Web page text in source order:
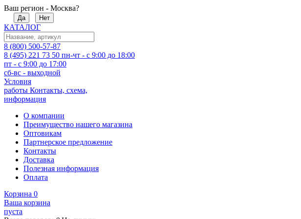
Ваш регион - Москва?
Да Нет
КАТАЛОГ
8 (800) 500-57-87
8 (495) 221 73 50 пн-чт - с 9:00 до 18:00
пт - с 9:00 до 17:00
сб-вс - выходной
Условия
работы Контакты, схема,
информация
О компании
Преимущество нашего магазина
Оптовикам
Партнерское предложение
Контакты
Доставка
Полезная информация
Оплата
Корзина 0
Ваша корзина
пуста